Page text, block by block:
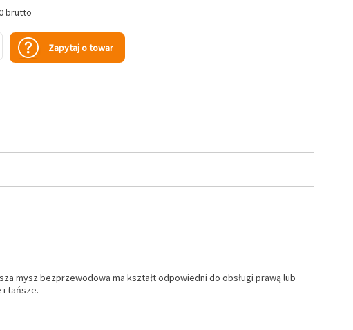
brutto
Zapytaj o towar
mysz bezprzewodowa ma kształt odpowiedni do obsługi prawą lub
i tańsze.